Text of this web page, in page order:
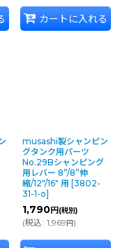
カートに入れる
musashi製シャンピン
グタンク用パーツ
No.29Bシャンピング
用レバー 8”/8”伸
縮/12"/16" 用 [3802-
31-1-o]
1,790円(税別)
(税込: 1,969円)